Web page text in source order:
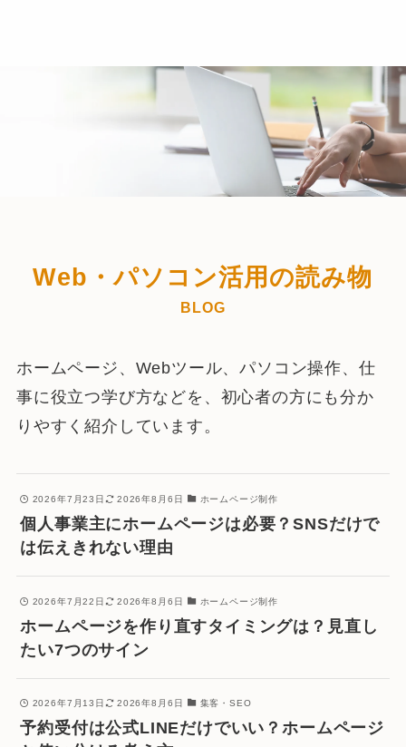
Web・パソコン活用の読み物
BLOG
ホームページ、Webツール、パソコン操作、仕
事に役立つ学び方などを、初心者の方にも分か
りやすく紹介しています。
2026年7月23日 2026年8月6日 ホームページ制作
個人事業主にホームページは必要？SNSだけで
は伝えきれない理由
2026年7月22日 2026年8月6日 ホームページ制作
ホームページを作り直すタイミングは？見直し
たい7つのサイン
2026年7月13日 2026年8月6日 集客・SEO
予約受付は公式LINEだけでいい？ホームページ